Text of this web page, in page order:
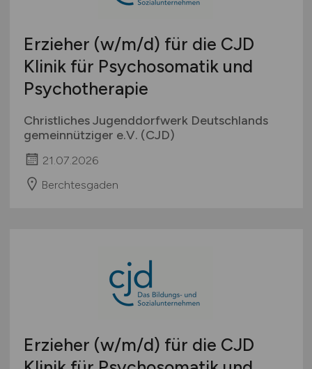
Erzieher (w/m/d) für die CJD
Klinik für Psychosomatik und
Psychotherapie
Christliches Jugenddorfwerk Deutschlands
gemeinnütziger e.V. (CJD)
21.07.2026
Berchtesgaden
Erzieher (w/m/d) für die CJD